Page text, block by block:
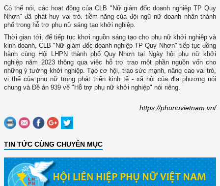
Có thể nói, các hoạt động của CLB "Nữ giám đốc doanh nghiệp TP Quy
Nhơn" đã phát huy vai trò. tiềm năng của đội ngũ nữ doanh nhân thành
phố trong hỗ trợ phụ nữ sáng tạo khởi nghiệp.
Thời gian tới, để tiếp tục khơi nguồn sáng tạo cho phụ nữ khởi nghiệp và
kinh doanh, CLB "Nữ giám đốc doanh nghiệp TP Quy Nhơn" tiếp tục đồng
hành cùng Hội LHPN thành phố Quy Nhơn tại Ngày hội phụ nữ khởi
nghiệp năm 2023 thông qua việc hỗ trợ trao một phần nguồn vốn cho
những ý tưởng khởi nghiệp. Tạo cơ hội, trao sức mạnh, nâng cao vai trò,
vị thế của phụ nữ trong phát triển kinh tế - xã hội của địa phương nói
chung và Đề án 939 về "Hỗ trợ phụ nữ khởi nghiệp" nói riêng.
https://phunuvietnam.vn/
TIN TỨC CÙNG CHUYÊN MỤC